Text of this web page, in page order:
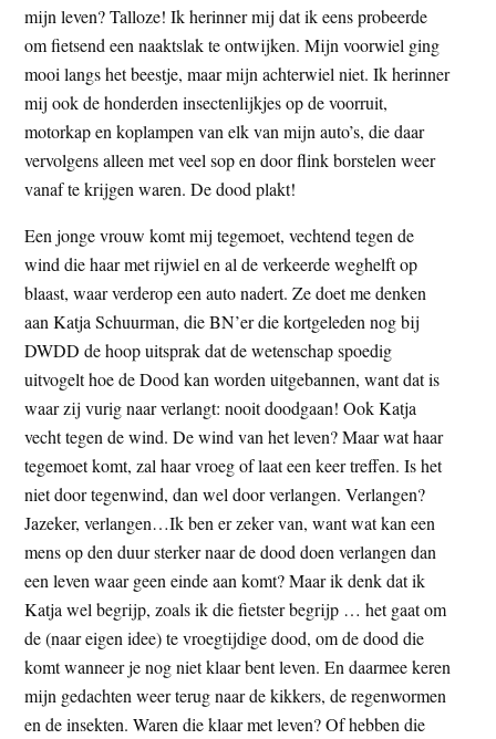
mijn leven? Talloze! Ik herinner mij dat ik eens probeerde
om fietsend een naaktslak te ontwijken. Mijn voorwiel ging
mooi langs het beestje, maar mijn achterwiel niet. Ik herinner
mij ook de honderden insectenlijkjes op de voorruit,
motorkap en koplampen van elk van mijn auto’s, die daar
vervolgens alleen met veel sop en door flink borstelen weer
vanaf te krijgen waren. De dood plakt!
Een jonge vrouw komt mij tegemoet, vechtend tegen de
wind die haar met rijwiel en al de verkeerde weghelft op
blaast, waar verderop een auto nadert. Ze doet me denken
aan Katja Schuurman, die BN’er die kortgeleden nog bij
DWDD de hoop uitsprak dat de wetenschap spoedig
uitvogelt hoe de Dood kan worden uitgebannen, want dat is
waar zij vurig naar verlangt: nooit doodgaan! Ook Katja
vecht tegen de wind. De wind van het leven? Maar wat haar
tegemoet komt, zal haar vroeg of laat een keer treffen. Is het
niet door tegenwind, dan wel door verlangen. Verlangen?
Jazeker, verlangen…Ik ben er zeker van, want wat kan een
mens op den duur sterker naar de dood doen verlangen dan
een leven waar geen einde aan komt? Maar ik denk dat ik
Katja wel begrijp, zoals ik die fietster begrijp … het gaat om
de (naar eigen idee) te vroegtijdige dood, om de dood die
komt wanneer je nog niet klaar bent leven. En daarmee keren
mijn gedachten weer terug naar de kikkers, de regenwormen
en de insekten. Waren die klaar met leven? Of hebben die